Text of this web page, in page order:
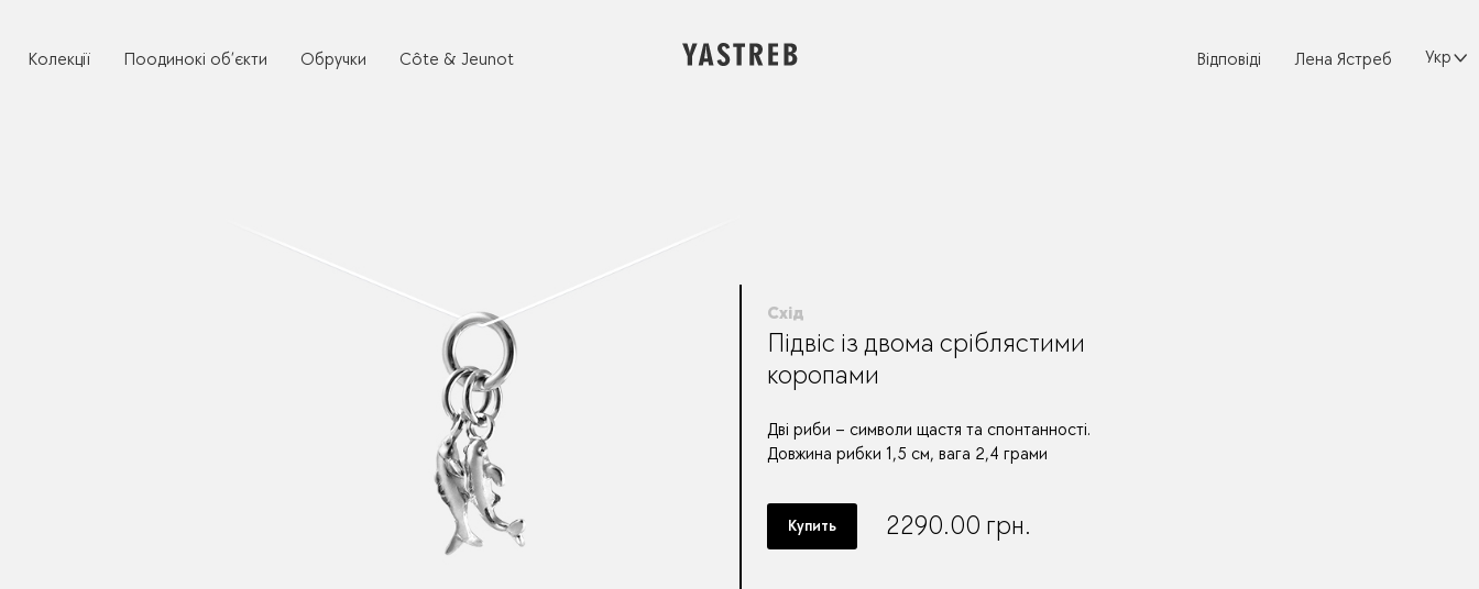
Колекції Поодинокі об’єкти Обручки Côte & Jeunot Відповіді Лена Ястреб
Схід
Підвіс із двома сріблястими
коропами
Дві риби – символи щастя та спонтанності.
Довжина рибки 1,5 см, вага 2,4 грами
Купить 2290.00 грн.